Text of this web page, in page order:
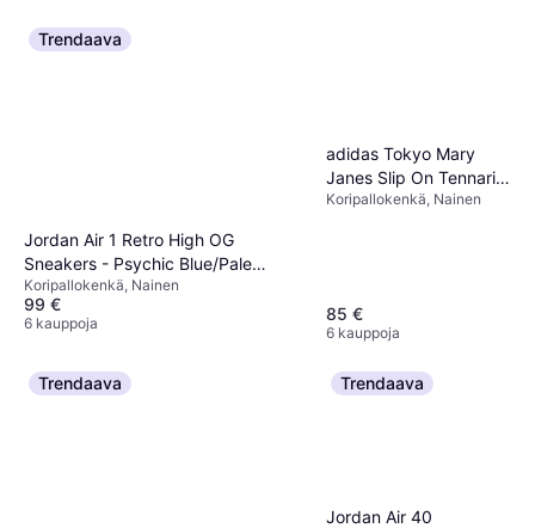
Trendaava
Jordan Air 1 Retro High OG
Sneakers - Psychic Blue/Pale
Ivory/Elfenbein
Koripallokenkä, Nainen
99 €
6 kauppoja
adidas Tokyo Mary
Janes Slip On Tennarit
- Black/Cream
Koripallokenkä, Nainen
85 €
6 kauppoja
Trendaava Trendaava
Jordan Air 40